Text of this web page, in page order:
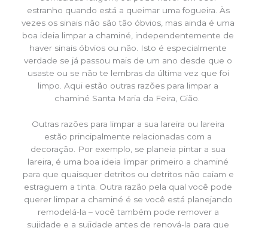
estranho quando está a queimar uma fogueira. Às
vezes os sinais não são tão óbvios, mas ainda é uma
boa ideia limpar a chaminé, independentemente de
haver sinais óbvios ou não. Isto é especialmente
verdade se já passou mais de um ano desde que o
usaste ou se não te lembras da última vez que foi
limpo. Aqui estão outras razões para limpar a
chaminé Santa Maria da Feira, Gião.
Outras razões para limpar a sua lareira ou lareira
estão principalmente relacionadas com a
decoração. Por exemplo, se planeia pintar a sua
lareira, é uma boa ideia limpar primeiro a chaminé
para que quaisquer detritos ou detritos não caiam e
estraguem a tinta. Outra razão pela qual você pode
querer limpar a chaminé é se você está planejando
remodelá-la – você também pode remover a
sujidade e a sujidade antes de renová-la para que